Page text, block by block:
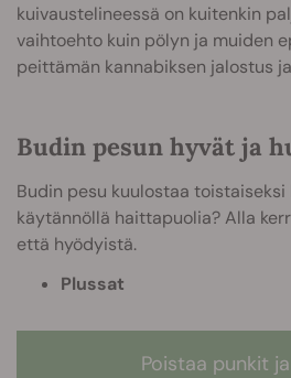
kuivaustelineessä on kuitenkin
vaihtoehto kuin pölyn ja muiden
peittämän kannabiksen jalostus
Budin pesun hyvät ja
Budin pesu kuulostaa
käytännöllä haittapuolia? Alla
että hyödyistä.
Plussat
Poistaa punkit